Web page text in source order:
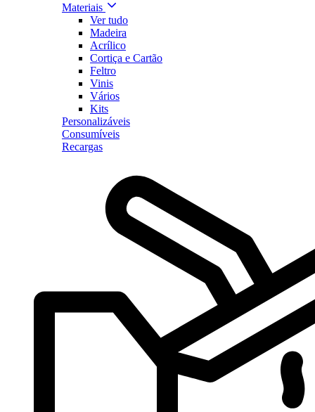
Materiais
Ver tudo
Madeira
Acrílico
Cortiça e Cartão
Feltro
Vinis
Vários
Kits
Personalizáveis
Consumíveis
Recargas